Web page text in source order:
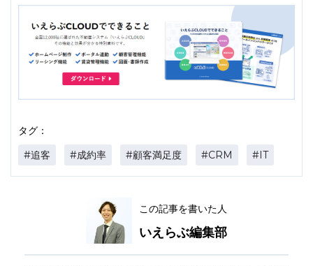
タグ：
#追客 #成約率 #顧客満足度 #CRM #IT
この記事を書いた人
いえらぶ編集部